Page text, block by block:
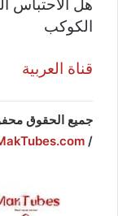
هل الاحتباس
الكوكب
قناة العربية
جميع الحقوق
/